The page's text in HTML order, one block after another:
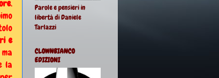
.
e
ma
la
Parole e pensieri in
libertà di Daniele
Tarlazzi
CLOWNBIANCO
EDIZIONI